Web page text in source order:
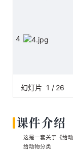
4
6
幻灯片 1 / 26
课件介绍
这是一套关于《给
给动物分类